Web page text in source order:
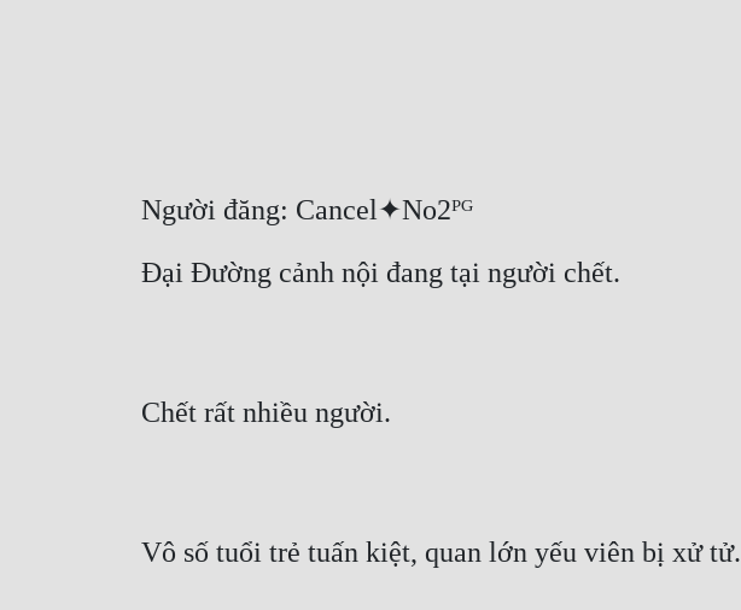
Người đăng: Cancel✦No2ᴾᴳ
Đại Đường cảnh nội đang tại người chết.
Chết rất nhiều người.
Vô số tuổi trẻ tuấn kiệt, quan lớn yếu viên bị xử tử.